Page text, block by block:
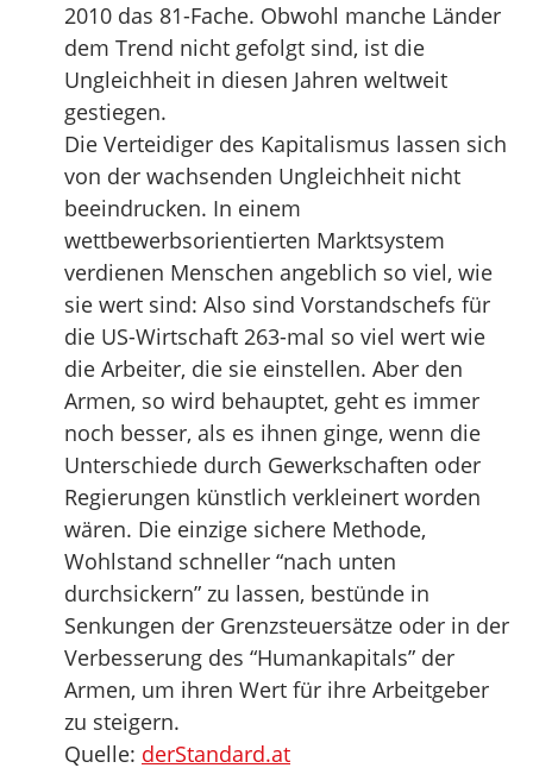
2010 das 81-Fache. Obwohl manche Länder
dem Trend nicht gefolgt sind, ist die
Ungleichheit in diesen Jahren weltweit
gestiegen.
Die Verteidiger des Kapitalismus lassen sich
von der wachsenden Ungleichheit nicht
beeindrucken. In einem
wettbewerbsorientierten Marktsystem
verdienen Menschen angeblich so viel, wie
sie wert sind: Also sind Vorstandschefs für
die US-Wirtschaft 263-mal so viel wert wie
die Arbeiter, die sie einstellen. Aber den
Armen, so wird behauptet, geht es immer
noch besser, als es ihnen ginge, wenn die
Unterschiede durch Gewerkschaften oder
Regierungen künstlich verkleinert worden
wären. Die einzige sichere Methode,
Wohlstand schneller “nach unten
durchsickern” zu lassen, bestünde in
Senkungen der Grenzsteuersätze oder in der
Verbesserung des “Humankapitals” der
Armen, um ihren Wert für ihre Arbeitgeber
zu steigern.
Quelle: derStandard.at